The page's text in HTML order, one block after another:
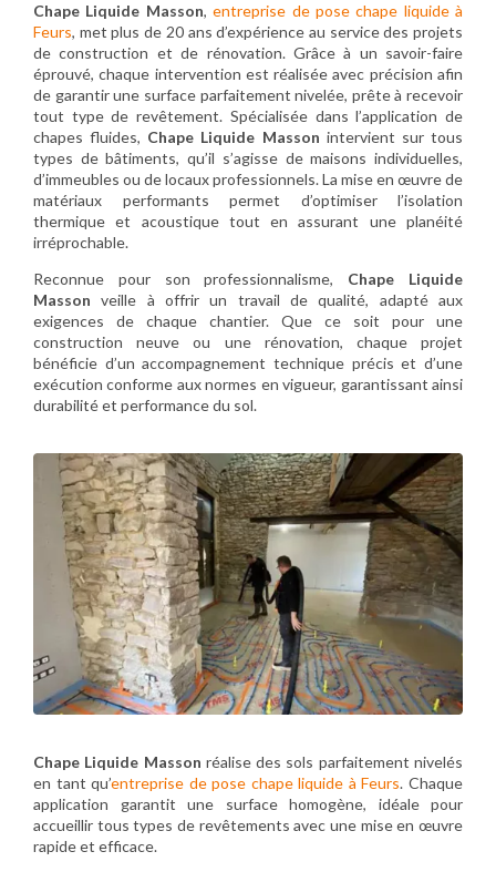
Chape Liquide Masson,entreprise de pose chape liquide à
Feurs, met plus de 20 ans d’expérience au service des projets
de construction et de rénovation. Grâce à un savoir-faire
éprouvé, chaque intervention est réalisée avec précision afin
de garantir une surface parfaitement nivelée, prête à recevoir
tout type de revêtement. Spécialisée dans l’application de
chapes fluides, Chape Liquide Masson intervient sur tous
types de bâtiments, qu’il s’agisse de maisons individuelles,
d’immeubles ou de locaux professionnels. La mise en œuvre de
matériaux performants permet d’optimiser l’isolation
thermique et acoustique tout en assurant une planéité
irréprochable.
Reconnue pour son professionnalisme, Chape Liquide
Masson veille à offrir un travail de qualité, adapté aux
exigences de chaque chantier. Que ce soit pour une
construction neuve ou une rénovation, chaque projet
bénéficie d’un accompagnement technique précis et d’une
exécution conforme aux normes en vigueur, garantissant ainsi
durabilité et performance du sol.
Chape Liquide Masson réalise des sols parfaitement nivelés
en tant qu’entreprise de pose chape liquide à Feurs. Chaque
application garantit une surface homogène, idéale pour
accueillir tous types de revêtements avec une mise en œuvre
rapide et efficace.